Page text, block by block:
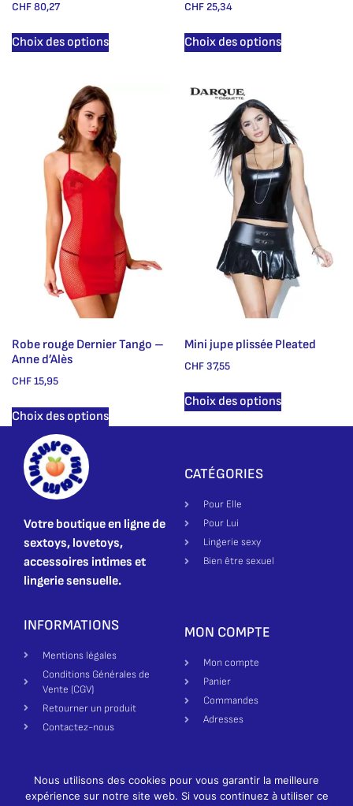
CHF80,27
Choix des options
CHF 25,34
Choix des options
Robe rouge Dernier Tango –
Anne d’Alès
CHF15,95
Choix des options
Mini jupe plissée Pleated
CHF 37,55
Choix des options
Votre boutique en ligne de
sextoys, lovetoys,
accessoires intimes et
lingerie sensuelle.
CATÉGORIES
Pour Elle
Pour Lui
Lingerie sexy
Bien être sexuel
INFORMATIONS
Mentions légales
Conditions Générales de
Vente (CGV)
Retourner un produit
Contactez-nous
MON COMPTE
Mon compte
Panier
Commandes
Adresses
Création site par Made in Bienne | Luxure Miam ©2025-2026 All
rights reserved
Nous utilisons des cookies pour vous garantir la meilleure
expérience sur notre site web. Si vous continuez à utiliser ce